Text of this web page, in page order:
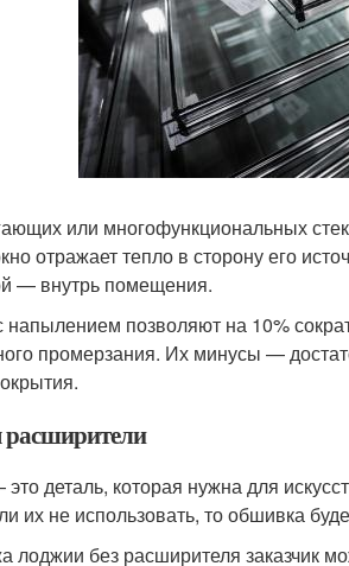
или многофункциональных
отражает тепло в сторону его
— внутрь помещения.
напылением позволяют на 10%
промерзания. Их минусы —
деталь, которая нужна для
их не использовать, то обшивка
лоджии без расширителя заказчик